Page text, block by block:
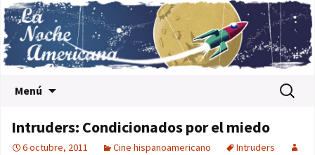
Menú Buscar:
Intruders: Condicionados por el miedo
6 octubre, 2011 Cine hispanoamericano
Intruders